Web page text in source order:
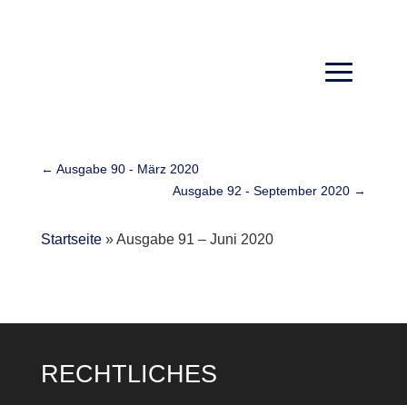
← Ausgabe 90 - März 2020
Ausgabe 92 - September 2020 →
Startseite»Ausgabe 91 – Juni 2020
RECHTLICHES